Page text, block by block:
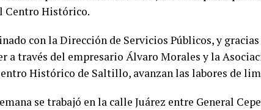
Centro Histórico.
con la Dirección de Servicios Públicos, y
a través del empresario Álvaro Morales y la
Histórico de Saltillo, avanzan las labores de
se trabajó en la calle Juárez entre General